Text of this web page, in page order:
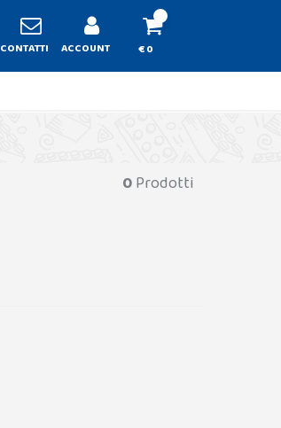
CONTATTI ACCOUNT € 0
0Prodotti